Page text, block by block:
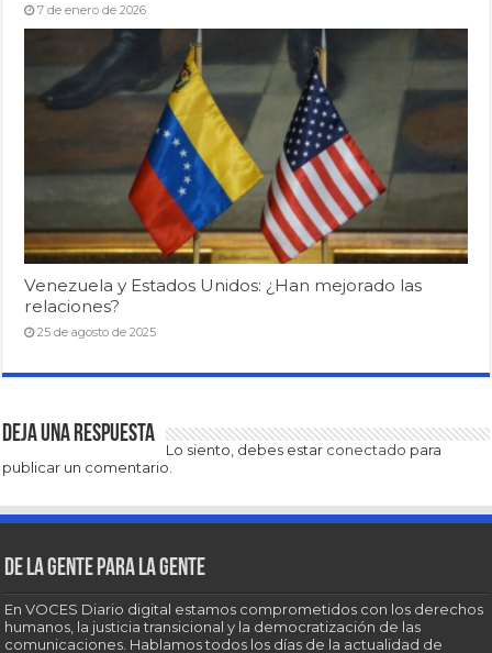
7 de enero de 2026
Venezuela y Estados Unidos: ¿Han mejorado las
relaciones?
25 de agosto de 2025
Deja una respuesta
Lo siento, debes estar conectado para
publicar un comentario.
De la gente para la gente
En VOCES Diario digital estamos comprometidos con los derechos
humanos, la justicia transicional y la democratización de las
comunicaciones. Hablamos todos los días de la actualidad de